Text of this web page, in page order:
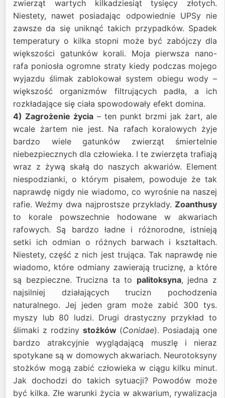
zwierząt wartych kilkadziesiąt tysięcy złotych.
Niestety, nawet posiadając odpowiednie UPSy nie
zawsze da się uniknąć takich przypadków. Spadek
temperatury o kilka stopni może być zabójczy dla
większości gatunków korali. Moja pierwsza nano-
rafa poniosła ogromne straty kiedy podczas mojego
wyjazdu ślimak zablokował system obiegu wody –
większość organizmów filtrujących padła, a ich
rozkładające się ciała spowodowały efekt domina.
4) Zagrożenie życia – ten punkt brzmi jak żart, ale
wcale żartem nie jest. Na rafach koralowych żyje
bardzo wiele gatunków zwierząt śmiertelnie
niebezpiecznych dla człowieka. I te zwierzęta trafiają
wraz z żywą skałą do naszych akwariów. Element
niespodzianki, o którym pisałem, powoduje że tak
naprawdę nigdy nie wiadomo, co wyrośnie na naszej
rafie. Weźmy dwa najprostsze przykłady. Zoanthusy
to korale powszechnie hodowane w akwariach
rafowych. Są bardzo ładne i różnorodne, istnieją
setki ich odmian o różnych barwach i kształtach.
Niestety, część z nich jest trująca. Tak naprawdę nie
wiadomo, które odmiany zawierają truciznę, a które
są bezpieczne. Trucizna ta to palitoksyna, jedna z
najsilniej działających trucizn pochodzenia
naturalnego. Jej jeden gram może zabić 300 tys.
myszy lub 80 ludzi. Drugi drastyczny przykład to
ślimaki z rodziny stożków (Conidae). Posiadają one
bardzo atrakcyjnie wyglądającą muszlę i nieraz
spotykane są w domowych akwariach. Neurotoksyny
stożków mogą zabić człowieka w ciągu kilku minut.
Jak dochodzi do takich sytuacji? Powodów może
być kilka. Złe warunki życia w akwarium, rywalizacja